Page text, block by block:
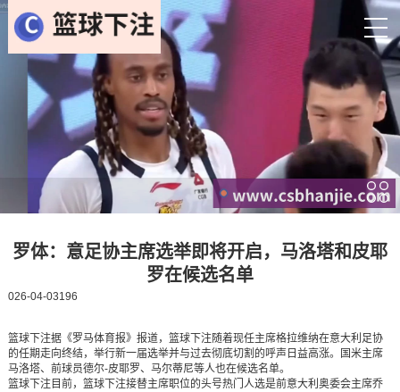
罗体：意足协主席选举即将开启，马洛塔和皮耶
罗在候选名单
026-04-03196
篮球下注据《罗马体育报》报道，篮球下注随着现任主席格拉维纳在意大利足协
的任期走向终结，举行新一届选举并与过去彻底切割的呼声日益高涨。国米主席
马洛塔、前球员德尔-皮耶罗、马尔蒂尼等人也在候选名单。
篮球下注目前，篮球下注接替主席职位的头号热门人选是前意大利奥委会主席乔